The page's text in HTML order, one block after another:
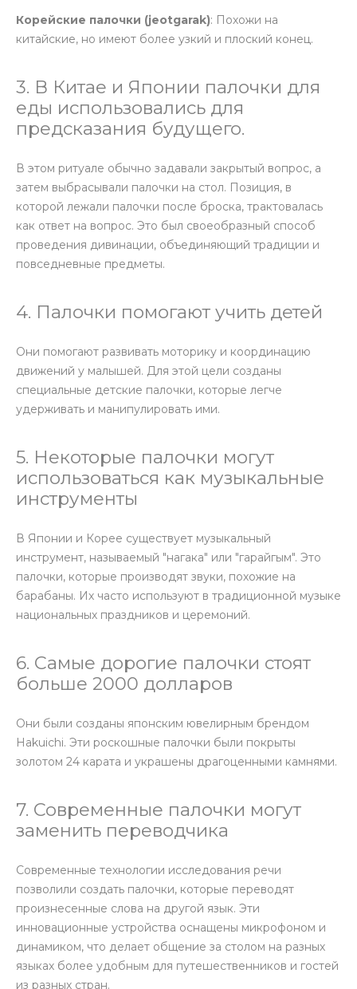
Корейские палочки (jeotgarak): Похожи на
китайские, но имеют более узкий и плоский конец.
3. В Китае и Японии палочки для
еды использовались для
предсказания будущего.
В этом ритуале обычно задавали закрытый вопрос, а
затем выбрасывали палочки на стол. Позиция, в
которой лежали палочки после броска, трактовалась
как ответ на вопрос. Это был своеобразный способ
проведения дивинации, объединяющий традиции и
повседневные предметы.
4. Палочки помогают учить детей
Они помогают развивать моторику и координацию
движений у малышей. Для этой цели созданы
специальные детские палочки, которые легче
удерживать и манипулировать ими.
5. Некоторые палочки могут
использоваться как музыкальные
инструменты
В Японии и Корее существует музыкальный
инструмент, называемый "нагака" или "гарайгым". Это
палочки, которые производят звуки, похожие на
барабаны. Их часто используют в традиционной музыке
национальных праздников и церемоний.
6. Самые дорогие палочки стоят
больше 2000 долларов
Они были созданы японским ювелирным брендом
Hakuichi. Эти роскошные палочки были покрыты
золотом 24 карата и украшены драгоценными камнями.
7. Современные палочки могут
заменить переводчика
Современные технологии исследования речи
позволили создать палочки, которые переводят
произнесенные слова на другой язык. Эти
инновационные устройства оснащены микрофоном и
динамиком, что делает общение за столом на разных
языках более удобным для путешественников и гостей
из разных стран.